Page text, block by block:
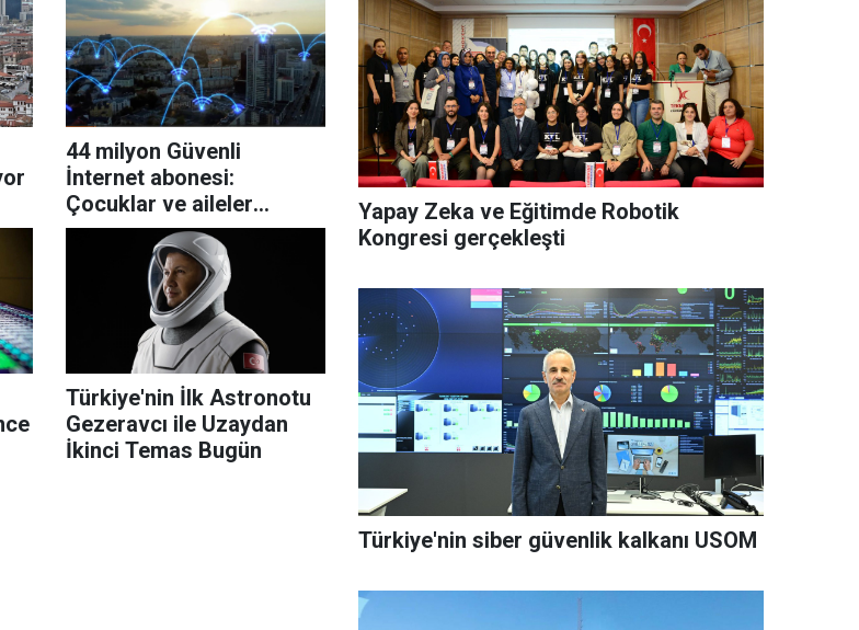
44 milyon Güvenli
İnternet abonesi:
Çocuklar ve aileler
koruma altında!
Türkiye'nin İlk Astronotu
Gezeravcı ile Uzaydan
İkinci Temas Bugün
Yapay Zeka ve Eğitimde Robotik
Kongresi gerçekleşti
Türkiye'nin siber güvenlik kalkanı USOM